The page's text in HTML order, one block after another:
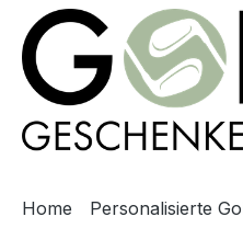
Zur
Home Personalisierte